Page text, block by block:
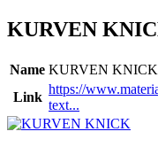
KURVEN
Name KURVEN KNICK
Link
https://
text...